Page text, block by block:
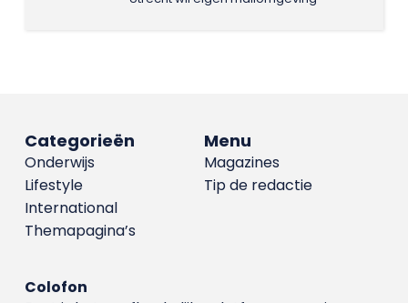
Menu
Magazines
Tip de redactie
Categorieën
Onderwijs
Lifestyle
International
Themapagina’s
Colofon